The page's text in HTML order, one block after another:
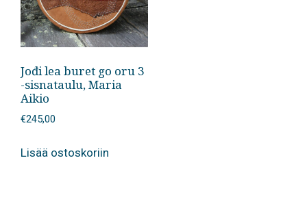
Jođi lea buret go oru 3
-sisnataulu, Maria
Aikio
€245,00
Lisää ostoskoriin